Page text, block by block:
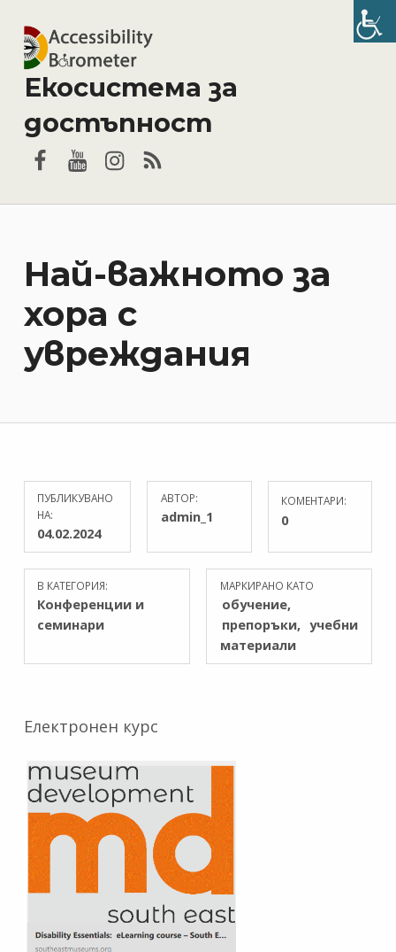
Екосистема за
достъпност
Facebook
YouTube
Instagram
RSS
Най-важното за
хора с
увреждания
ПУБЛИКУВАНО
НА:
04.02.2024
АВТОР:
admin_1
КОМЕНТАРИ:
0
В КАТЕГОРИЯ:
Конференции и
семинари
МАРКИРАНО КАТО
обучение
препоръки
учебни
материали
Електронен курс